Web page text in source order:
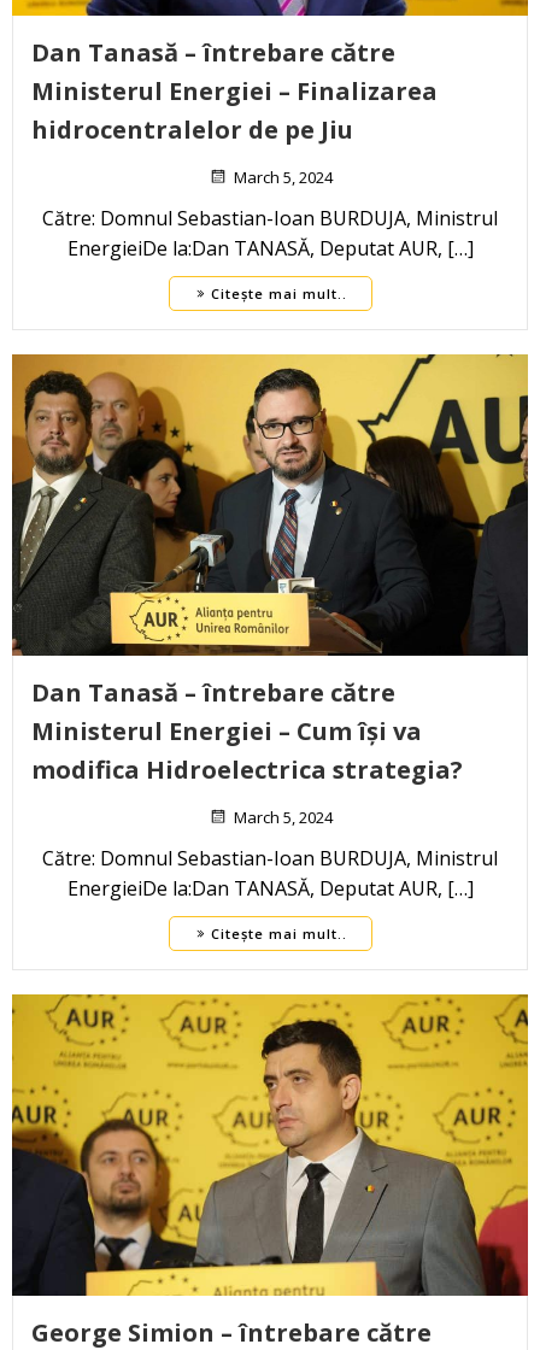
Dan Tanasă – întrebare către
Ministerul Energiei – Finalizarea
hidrocentralelor de pe Jiu
March 5, 2024
Către: Domnul Sebastian-Ioan BURDUJA, Ministrul
EnergieiDe la:Dan TANASĂ, Deputat AUR, […]
Citește mai mult..
Dan Tanasă – întrebare către
Ministerul Energiei – Cum își va
modifica Hidroelectrica strategia?
March 5, 2024
Către: Domnul Sebastian-Ioan BURDUJA, Ministrul
EnergieiDe la:Dan TANASĂ, Deputat AUR, […]
Citește mai mult..
George Simion – întrebare către